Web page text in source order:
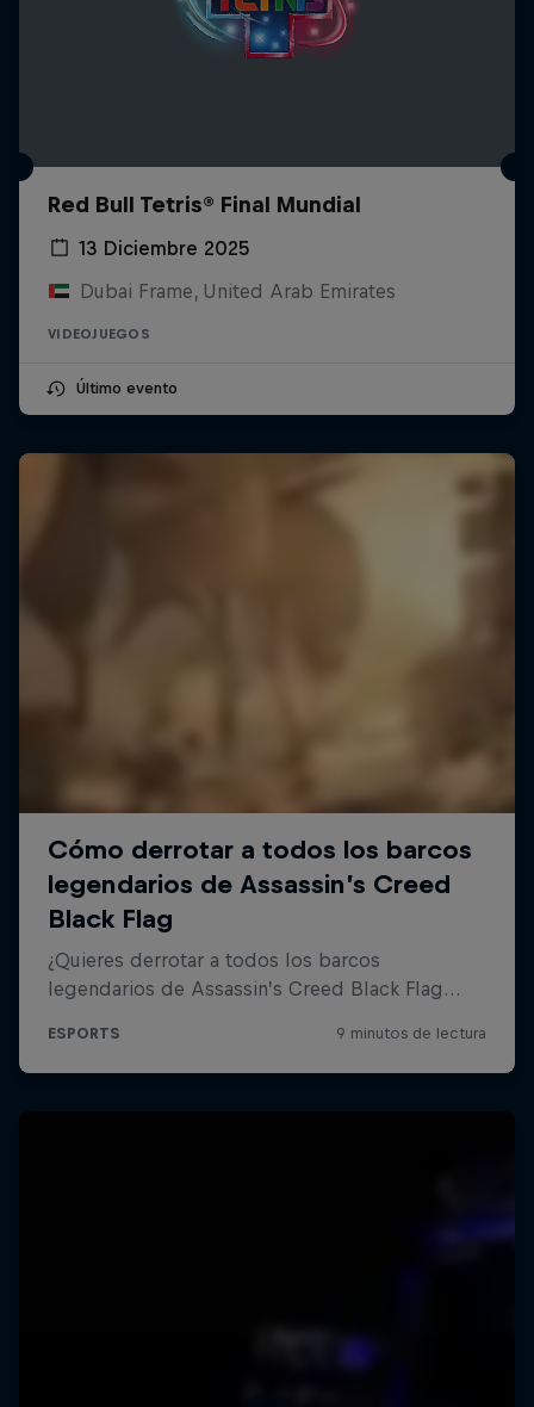
Red Bull Tetris® Final Mundial
13 Diciembre 2025
Dubai Frame, United Arab Emirates
VIDEOJUEGOS
Último evento